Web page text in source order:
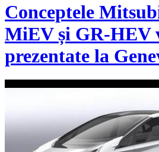
Conceptele
MiEV și GR-HEV
prezentate la